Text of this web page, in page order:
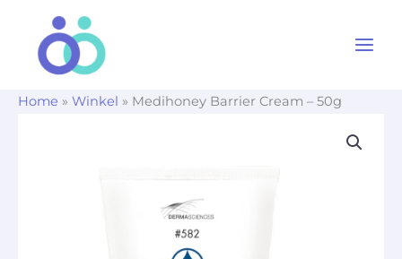
Home » Winkel » Medihoney Barrier Cream – 50g